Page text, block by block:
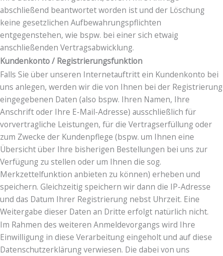
abschließend beantwortet worden ist und der Löschung
keine gesetzlichen Aufbewahrungspflichten
entgegenstehen, wie bspw. bei einer sich etwaig
anschließenden Vertragsabwicklung.
Kundenkonto / Registrierungsfunktion
Falls Sie über unseren Internetauftritt ein Kundenkonto bei
uns anlegen, werden wir die von Ihnen bei der Registrierung
eingegebenen Daten (also bspw. Ihren Namen, Ihre
Anschrift oder Ihre E-Mail-Adresse) ausschließlich für
vorvertragliche Leistungen, für die Vertragserfüllung oder
zum Zwecke der Kundenpflege (bspw. um Ihnen eine
Übersicht über Ihre bisherigen Bestellungen bei uns zur
Verfügung zu stellen oder um Ihnen die sog.
Merkzettelfunktion anbieten zu können) erheben und
speichern. Gleichzeitig speichern wir dann die IP-Adresse
und das Datum Ihrer Registrierung nebst Uhrzeit. Eine
Weitergabe dieser Daten an Dritte erfolgt natürlich nicht.
Im Rahmen des weiteren Anmeldevorgangs wird Ihre
Einwilligung in diese Verarbeitung eingeholt und auf diese
Datenschutzerklärung verwiesen. Die dabei von uns